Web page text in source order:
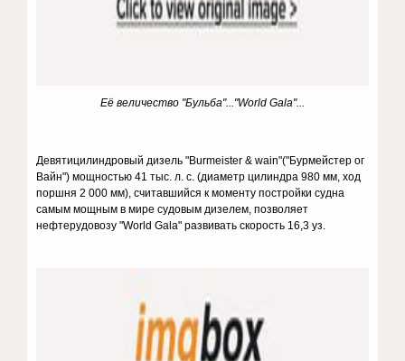
Её величество "Бульба"..."World Gala"...
Девятицилиндровый дизель "Burmeister & wain"("Бурмейстер ог
Вайн") мощностью 41 тыс. л. c. (диаметр цилиндра 980 мм, ход
поршня 2 000 мм), считавшийся к моменту постройки судна
самым мощным в мире судовым дизелем, позволяет
нефтерудовозу "World Gala" развивать скорость 16,3 уз.